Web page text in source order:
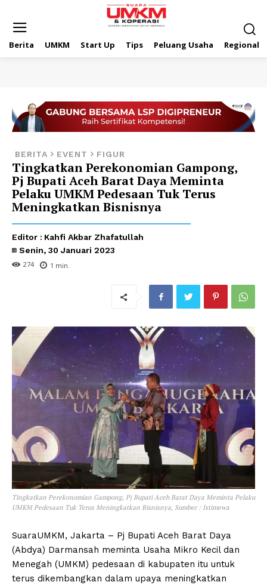
Berita UMKM Start Up Tips Peluang Usaha Regional
BERITA EVENT FIGUR
Tingkatkan Perekonomian Gampong,
Pj Bupati Aceh Barat Daya Meminta
Pelaku UMKM Pedesaan Tuk Terus
Meningkatkan Bisnisnya
Editor : Kahfi Akbar Zhafatullah
Senin, 30 Januari 2023
274 1 min.
Tingkatkan Perekonomian Gampong, Pj Bupati Aceh Barat Daya Meminta Pelaku
UMKM Pedesaan Tuk Terus Meningkatkan Bisnisnya, Sumber : Istimewa
SuaraUMKM, Jakarta – Pj Bupati Aceh Barat Daya
(Abdya) Darmansah meminta Usaha Mikro Kecil dan
Menegah (UMKM) pedesaan di kabupaten itu untuk
terus dikembangkan dalam upaya meningkatkan